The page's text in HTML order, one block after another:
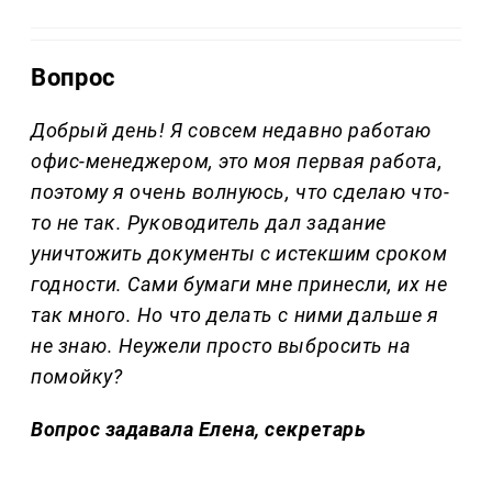
Вопрос
Добрый день! Я совсем недавно работаю
офис-менеджером, это моя первая работа,
поэтому я очень волнуюсь, что сделаю что-
то не так. Руководитель дал задание
уничтожить документы с истекшим сроком
годности. Сами бумаги мне принесли, их не
так много. Но что делать с ними дальше я
не знаю. Неужели просто выбросить на
помойку?
Вопрос задавала Елена, секретарь